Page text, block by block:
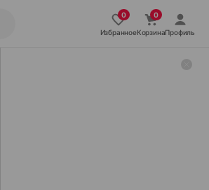
ИзбранноеКорзинаПрофиль